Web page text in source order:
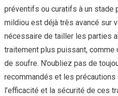
préventifs ou curatifs à un stade
mildiou est déjà très avancé sur
nécessaire de tailler les parties
traitement plus puissant, comme
de soufre. N’oubliez pas de
recommandés et les précautions
l’efficacité et la sécurité de ces